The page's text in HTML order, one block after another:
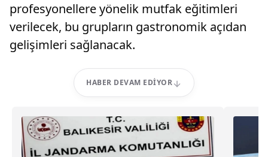
profesyonellere yönelik mutfak eğitimleri
verilecek, bu grupların gastronomik açıdan
gelişimleri sağlanacak.
HABER DEVAM EDIYOR